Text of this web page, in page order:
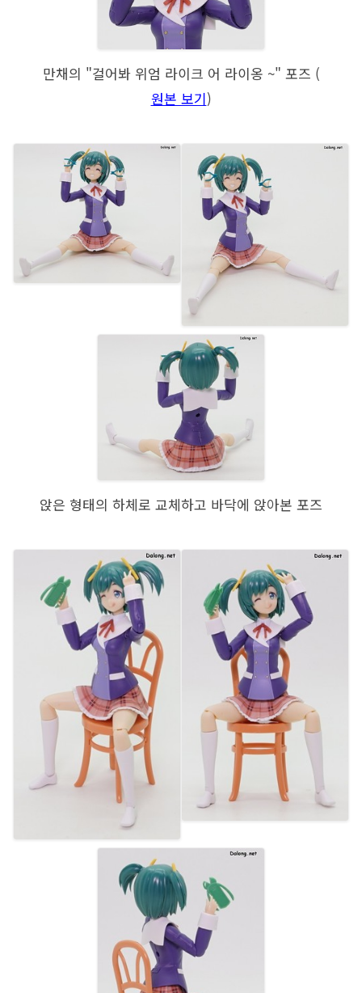
만채의 "걸어봐 위엄 라이크 어 라이옹 ~" 포즈 (
원본 보기)
앉은 형태의 하체로 교체하고 바닥에 앉아본 포즈